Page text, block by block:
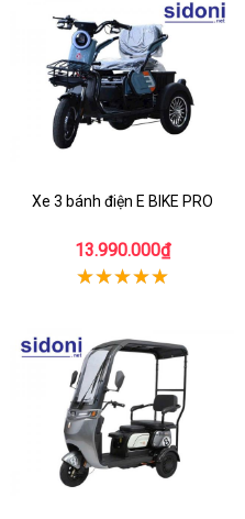
Xe 3 bánh điện E BIKE PRO
13.990.000₫